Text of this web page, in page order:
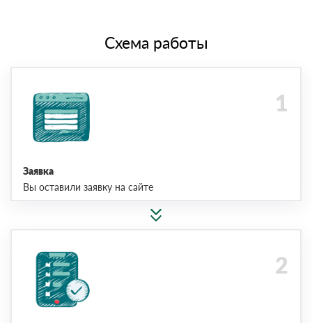
Схема работы
Заявка
Вы оставили заявку на сайте